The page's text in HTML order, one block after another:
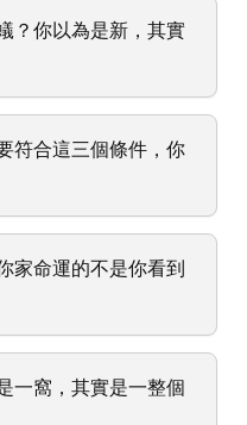
？你以為是新，其實
符合這三個條件，你
家命運的不是你看到
一窩，其實是一整個